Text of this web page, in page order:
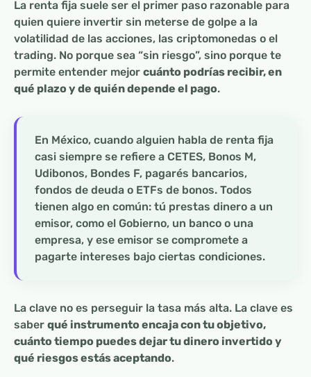
La renta fija suele ser el primer paso razonable para
quien quiere invertir sin meterse de golpe a la
volatilidad de las acciones, las criptomonedas o el
trading. No porque sea “sin riesgo”, sino porque te
permite entender mejor cuánto podrías recibir, en
qué plazo y de quién depende el pago.
En México, cuando alguien habla de renta fija
casi siempre se refiere a CETES, Bonos M,
Udibonos, Bondes F, pagarés bancarios,
fondos de deuda o ETFs de bonos. Todos
tienen algo en común: tú prestas dinero a un
emisor, como el Gobierno, un banco o una
empresa, y ese emisor se compromete a
pagarte intereses bajo ciertas condiciones.
La clave no es perseguir la tasa más alta. La clave es
saber qué instrumento encaja con tu objetivo,
cuánto tiempo puedes dejar tu dinero invertido y
qué riesgos estás aceptando.